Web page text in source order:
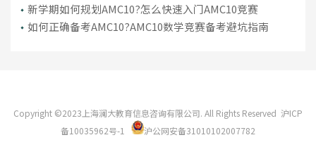
新学期如何规划AMC10?怎么快速入门AMC10竞赛
如何正确备考AMC10?AMC10数学竞赛备考避坑指南
Copyright ©2023上海澜大教育信息咨询有限公司. All Rights Reserved 沪ICP
备10035962号-1
沪公网安备31010102007782